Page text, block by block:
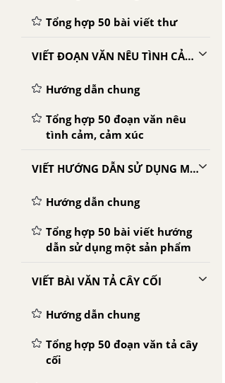
Tổng hợp 50 bài viết thư
VIẾT ĐOẠN VĂN NÊU TÌNH CẢM, CẢM XÚC
Hướng dẫn chung
Tổng hợp 50 đoạn văn nêu
tình cảm, cảm xúc
VIẾT HƯỚNG DẪN SỬ DỤNG MỘT SẢN PHẨM
Hướng dẫn chung
Tổng hợp 50 bài viết hướng
dẫn sử dụng một sản phẩm
VIẾT BÀI VĂN TẢ CÂY CỐI
Hướng dẫn chung
Tổng hợp 50 đoạn văn tả cây
cối